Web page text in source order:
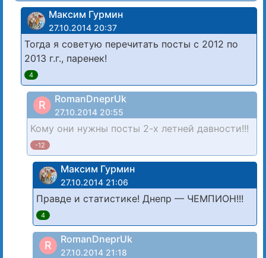
Максим Гурмин
27.10.2014 20:37
Тогда я советую перечитать посты с 2012 по
2013 г.г., паренек!
4
R RomanDneprUk
27.10.2014 20:55
Кому они нужны посты 2-х летней давности!!!
-12
Максим Гурмин
27.10.2014 21:06
Правде и статистике! Днепр — ЧЕМПИОН!!!
4
R RomanDneprUk
27.10.2014 21:18